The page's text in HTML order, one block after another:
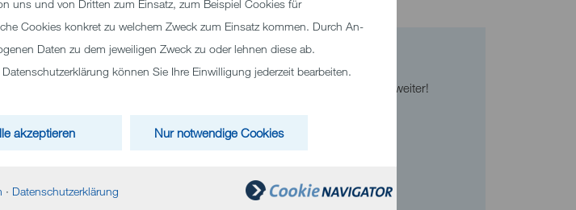
uns und von Dritten zum Einsatz, zum Beispiel Cookies für
Cookies konkret zu welchem Zweck zum Einsatz kommen. Durch An-
Daten zu dem jeweiligen Zweck zu oder lehnen diese ab.
können Sie Ihre Einwilligung jederzeit bearbeiten.
akzeptieren Nur notwendige Cookies
· Datenschutzerklärung
Kontakt
Wir helfen Ihnen gerne weiter!
Telefon
E-Mail senden